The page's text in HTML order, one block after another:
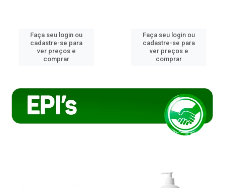
Faça seu login ou
cadastre-se para
ver preços e
comprar
Faça seu login ou
cadastre-se para
ver preços e
comprar